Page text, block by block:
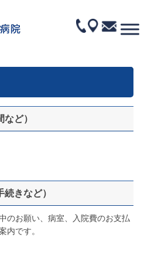
ど）
きなど）
のお願い、病室、入院費のお支払
内です。